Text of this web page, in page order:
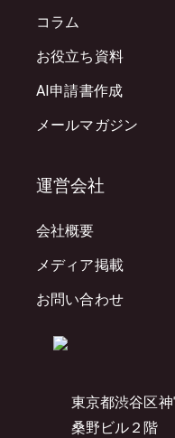
東京都渋谷区
桑野ビル２階
コラム
お役立ち資料
AI申請書作成
メールマガジン
運営会社
会社概要
メディア掲載
お問い合わせ